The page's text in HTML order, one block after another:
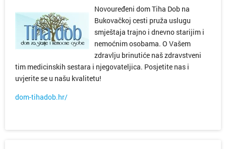
Novouređeni dom Tiha Dob na
Bukovačkoj cesti pruža uslugu
smještaja trajno i dnevno starijim i
nemoćnim osobama. O Vašem
zdravlju brinutiće naš zdravstveni
tim medicinskih sestara i njegovateljica. Posjetite nas i
uvjerite se u našu kvalitetu!
dom-tihadob.hr/